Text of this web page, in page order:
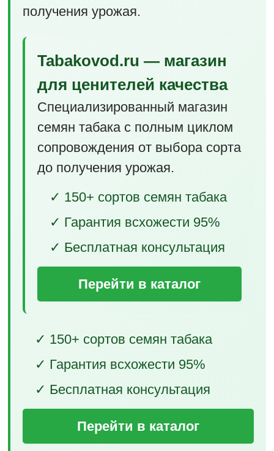
получения урожая.
Tabakovod.ru — магазин
для ценителей качества
Специализированный магазин
семян табака с полным циклом
сопровождения от выбора сорта
до получения урожая.
✓ 150+ сортов семян табака
✓ Гарантия всхожести 95%
✓ Бесплатная консультация
Перейти в каталог
✓ 150+ сортов семян табака
✓ Гарантия всхожести 95%
✓ Бесплатная консультация
Перейти в каталог